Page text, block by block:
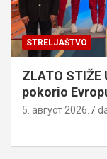
STRELJAŠTVO
ZLATO STIŽE
pokorio
5. август 2026.